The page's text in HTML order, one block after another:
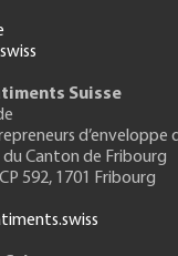
Suisse
d’enveloppe
Canton de Fribourg
592, 1701 Fribourg